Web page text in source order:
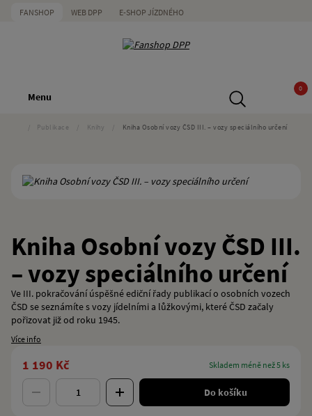
FANSHOP WEB DPP E-SHOP JÍZDNÉHO
Menu
0
Publikace Knihy Kniha Osobní vozy ČSD III. – vozy speciálního určení
Kniha Osobní vozy ČSD III.
– vozy speciálního určení
Ve III. pokračování úspěšné ediční řady publikací o osobních vozech
ČSD se seznámíte s vozy jídelními a lůžkovými, které ČSD začaly
pořizovat již od roku 1945.
Více info
1 190 Kč skladem méně než 5 ks
Do košíku